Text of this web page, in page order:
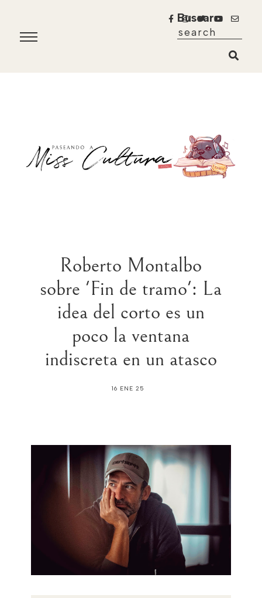
Buscar
Roberto Montalbo
sobre 'Fin de tramo': La
idea del corto es un
poco la ventana
indiscreta en un atasco
16 ENE 25